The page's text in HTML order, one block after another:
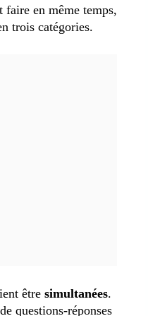
en même temps,
trois catégories.
être simultanées.
questions-réponses